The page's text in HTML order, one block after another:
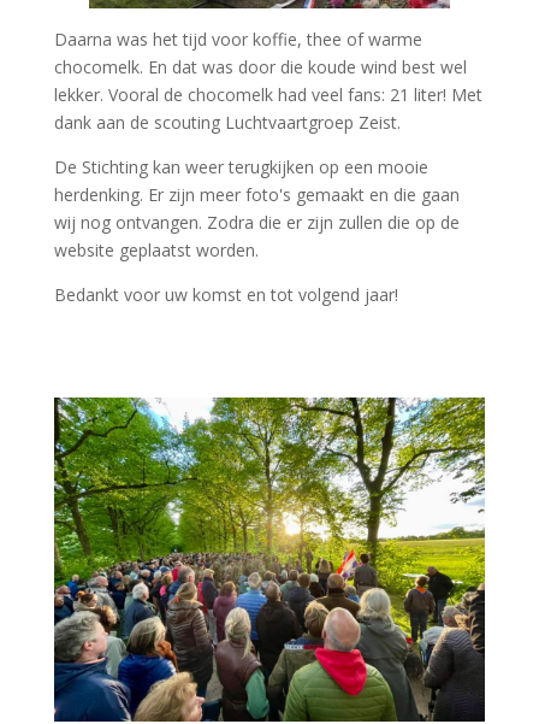
Daarna was het tijd voor koffie, thee of warme
chocomelk. En dat was door die koude wind best wel
lekker. Vooral de chocomelk had veel fans: 21 liter! Met
dank aan de scouting Luchtvaartgroep Zeist.
De Stichting kan weer terugkijken op een mooie
herdenking. Er zijn meer foto's gemaakt en die gaan
wij nog ontvangen. Zodra die er zijn zullen die op de
website geplaatst worden.
Bedankt voor uw komst en tot volgend jaar!